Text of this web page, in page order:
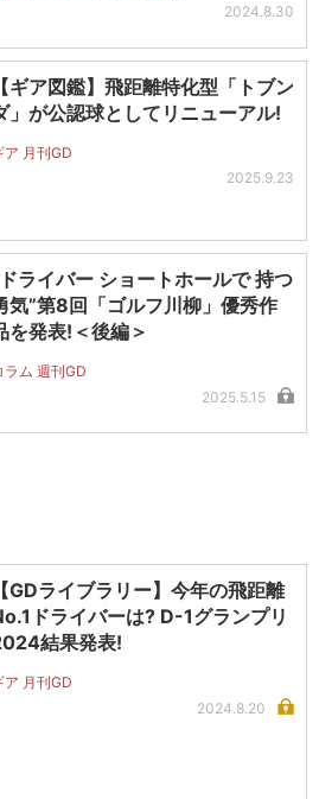
2024.8.30
【ギア図鑑】飛距離特化型「トブン
」が公認球としてリニューアル!
ア 月刊GD
2025.9.23
ライバー ショートホールで 持つ
気”第8回「ゴルフ川柳」優秀作
を発表!＜後編＞
ラム 週刊GD
2025.5.15
【GDライブラリー】今年の飛距離
ドライバーは? D-1グランプリ
結果発表!
ア 月刊GD
2024.8.20